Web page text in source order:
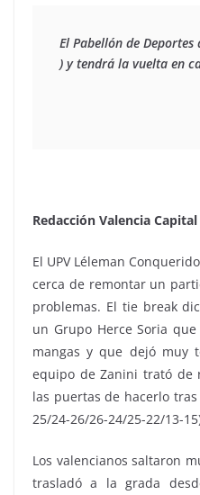
El Pabellón de
) y tendrá la vuelta en
Redacción Valencia
El UPV Léleman
cerca de remontar un
problemas. El tie break
un Grupo Herce Soria
mangas y que dejó muy
equipo de Zanini trató de
las puertas de hacerlo
25/24-26/26-24/25-22/13-15
Los valencianos saltaron
trasladó a la grada